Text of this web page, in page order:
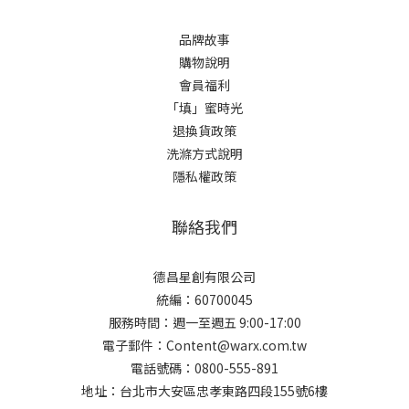
品牌故事
購物說明
會員福利
「填」蜜時光
退換貨政策
洗滌方式說明
隱私權政策
聯絡我們
德昌星創有限公司
統編：60700045
服務時間：週一至週五 9:00-17:00
電子郵件：Content@warx.com.tw
電話號碼：0800-555-891
地址：台北市大安區忠孝東路四段155號6樓